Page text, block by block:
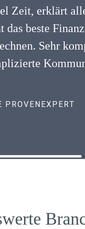
Zeit, erklärt
das beste
Sehr
PROVENEXPERT